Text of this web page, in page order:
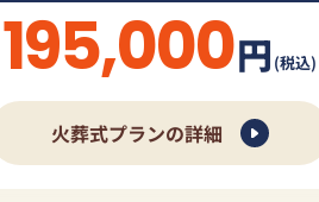
195,000円 (税込)
火葬式プランの詳細